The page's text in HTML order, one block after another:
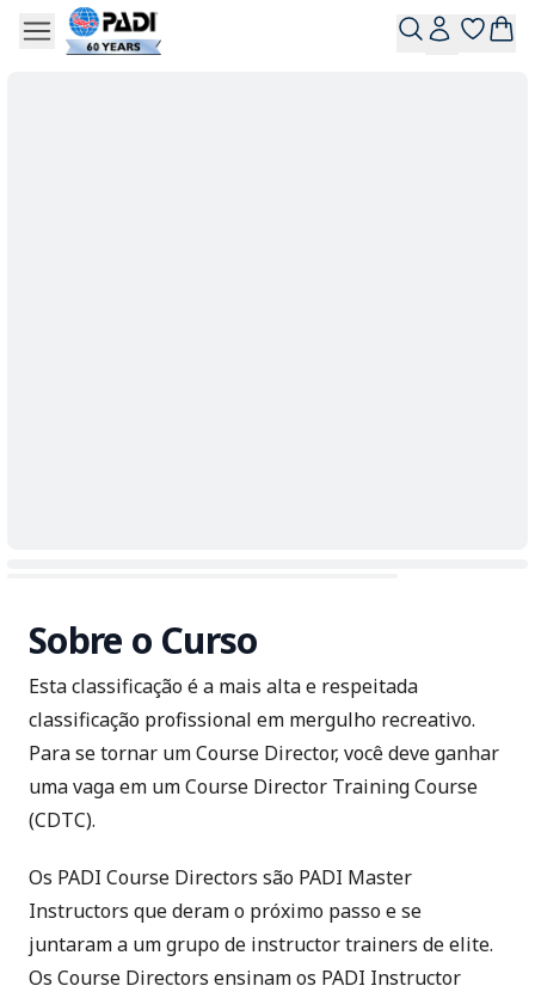
Sobre o Curso
Esta classificação é a mais alta e respeitada
classificação profissional em mergulho recreativo.
Para se tornar um Course Director, você deve ganhar
uma vaga em um Course Director Training Course
(CDTC).
Os PADI Course Directors são PADI Master
Instructors que deram o próximo passo e se
juntaram a um grupo de instructor trainers de elite.
Os Course Directors ensinam os PADI Instructor